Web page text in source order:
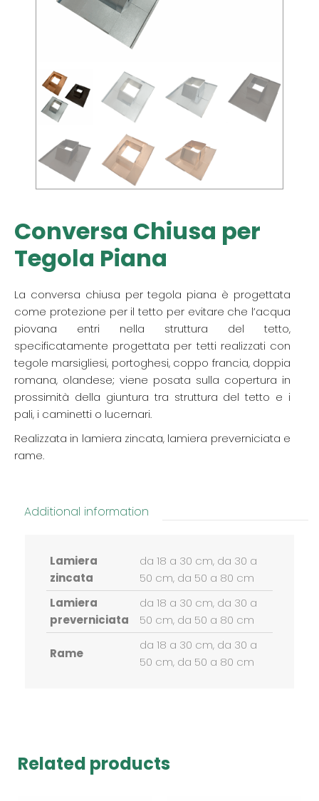
Conversa Chiusa per
Tegola Piana
La conversa chiusa per tegola piana è progettata
come protezione per il tetto per evitare che l’acqua
piovana entri nella struttura del tetto,
specificatamente progettata per tetti realizzati con
tegole marsigliesi, portoghesi, coppo francia, doppia
romana, olandese; viene posata sulla copertura in
prossimità della giuntura tra struttura del tetto e i
pali, i caminetti o lucernari.
Realizzata in lamiera zincata, lamiera preverniciata e
rame.
Additional information
Lamiera
zincata
da 18 a 30 cm, da 30 a
50 cm, da 50 a 80 cm
Lamiera
preverniciata
da 18 a 30 cm, da 30 a
50 cm, da 50 a 80 cm
Rame
da 18 a 30 cm, da 30 a
50 cm, da 50 a 80 cm
Related products